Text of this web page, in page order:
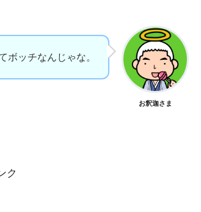
ボッチなんじゃな。
お釈迦さま
ク